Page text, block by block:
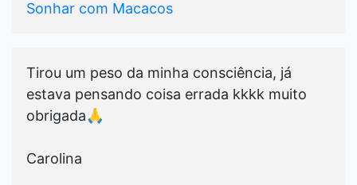
Sonhar com Macacos
Tirou um peso da minha consciência, já
estava pensando coisa errada kkkk muito
obrigada🙏
Carolina